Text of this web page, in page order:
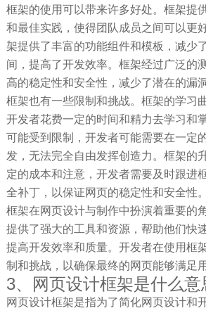
框架的使用可以带来许多好处。框架提
和最佳实践，使得团队成员之间可以更
架提供了丰富的功能组件和模板，减少
间，提高了开发效率。框架经过广泛的
高的稳定性和安全性，减少了潜在的漏
框架也有一些限制和挑战。框架的学习
开发者花费一定的时间和精力去学习和
可能受到限制，开发者可能需要在一定
发，无法完全自由发挥创造力。框架的
定的成本和注意，开发者需要及时跟进
全补丁，以保证网页的稳定性和安全性。
框架在网页设计与制作中扮演着重要的
提供了强大的工具和资源，帮助他们快
提高开发效率和质量。开发者在使用框
制和挑战，以确保最终的网页能够满足
3、网页设计框架是什么意
网页设计框架是指为了简化网页设计和